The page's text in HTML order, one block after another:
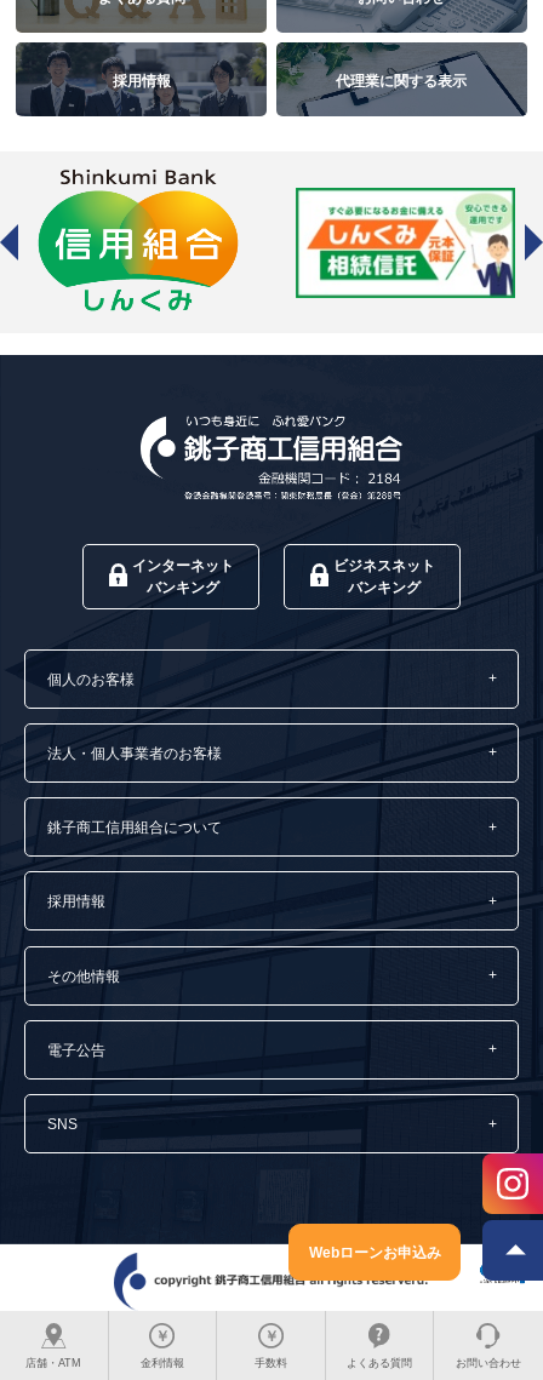
採用情報 代理業に関する表示
インターネット
バンキング
ビジネスネット
バンキング
個人のお客様
法人・個人事業者のお客様
銚子商工信用組合について
採用情報
その他情報
電子公告
SNS
店舗・ATM 金利情報 手数料 よくある質問 お問い合わせ
Webローンお申込み